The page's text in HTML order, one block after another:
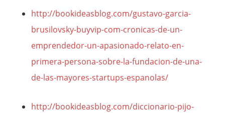
http://bookideasblog.com/gustavo-garcia-
brusilovsky-buyvip-com-cronicas-de-un-
emprendedor-un-apasionado-relato-en-
primera-persona-sobre-la-fundacion-de-una-
de-las-mayores-startups-espanolas/
http://bookideasblog.com/diccionario-pijo-